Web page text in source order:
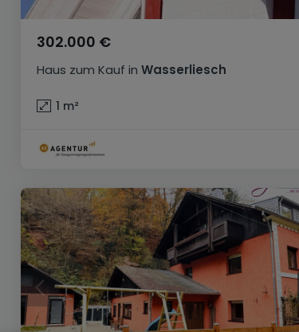
Haus zum Kauf in Wasserliesch
302.000 €
1 m²